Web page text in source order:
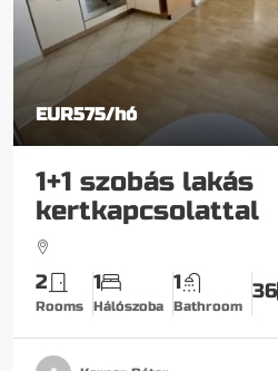
EUR575/hó
1+1 szobás lakás
kertkapcsolattal
2
Rooms
1
Hálószoba
1
Bathroom
36